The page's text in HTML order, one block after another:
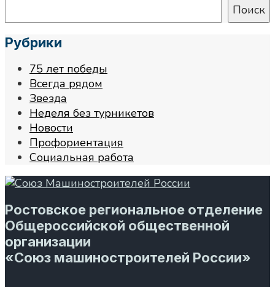
Поиск
Рубрики
75 лет победы
Всегда рядом
Звезда
Неделя без турникетов
Новости
Профориентация
Социальная работа
Ростовское региональное отделение
Общероссийской общественной
организации
«Союз машиностроителей России»